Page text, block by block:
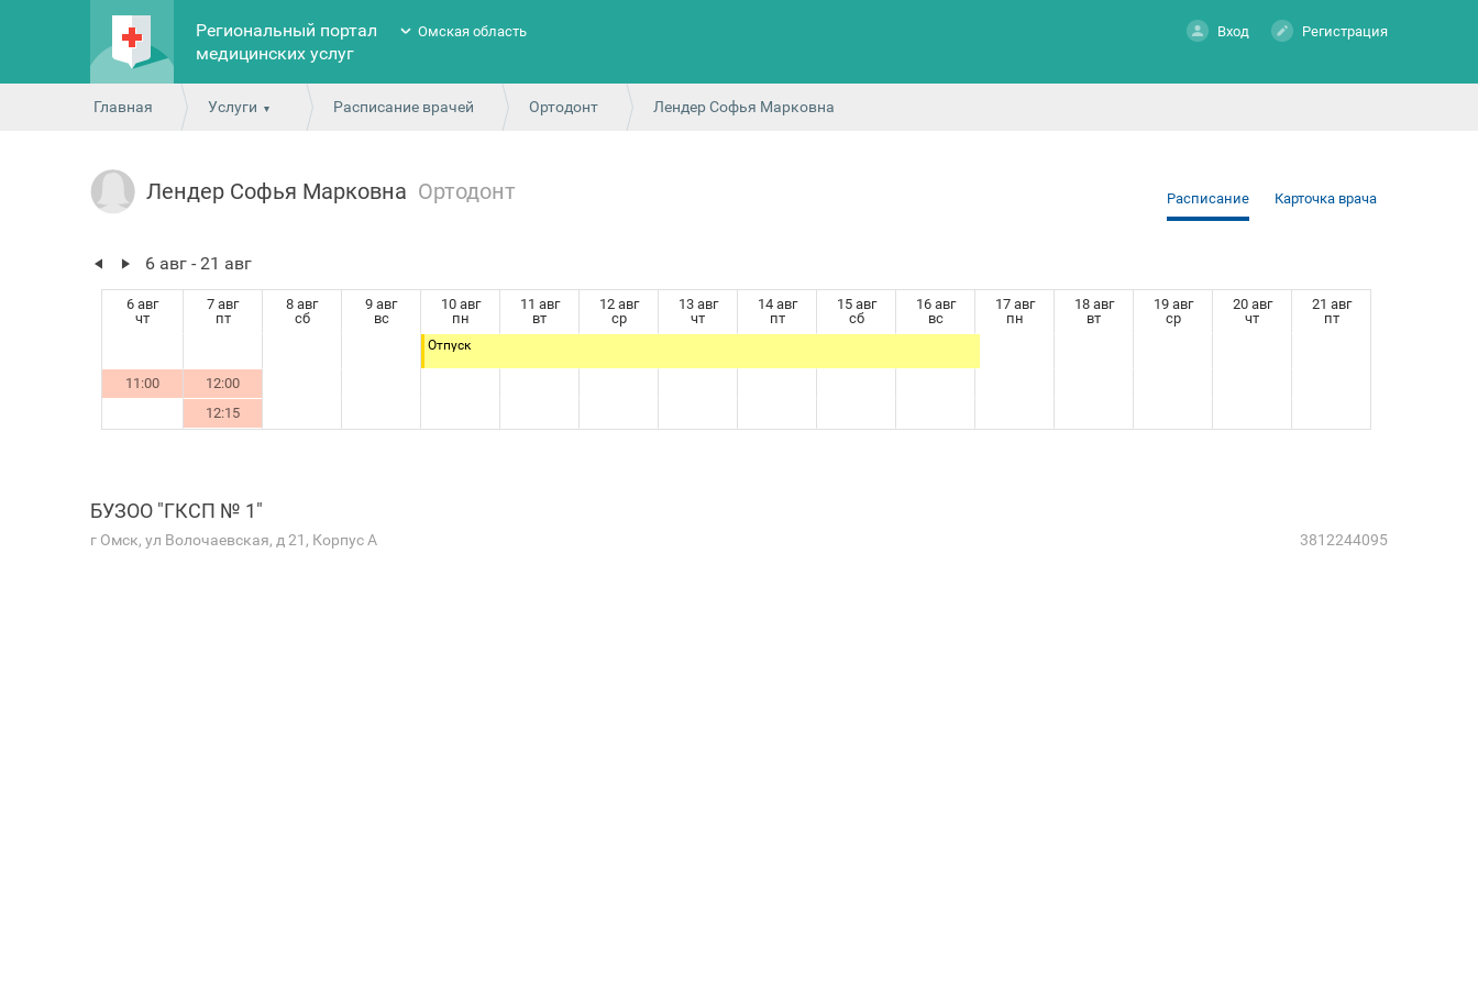
Региональный портал
медицинских услуг
Омская область Вход Регистрация
Главная Услуги Расписание врачей Ортодонт Лендер Софья Марковна
Лендер Софья Марковна Ортодонт Расписание Карточка врача
6 авг - 21 авг
6 авг
чт
7 авг
пт
8 авг
сб
9 авг
вс
10 авг
пн
11 авг
вт
12 авг
ср
13 авг
чт
14 авг
пт
15 авг
сб
16 авг
вс
17 авг
пн
18 авг
вт
19 авг
ср
20 авг
чт
21 авг
пт
Отпуск
11:00
12:00
12:15
БУЗОО "ГКСП № 1"
г Омск, ул Волочаевская, д 21, Корпус А 3812244095